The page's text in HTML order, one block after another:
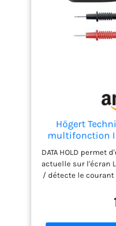
contacter si
Högert
multifonction
V/10 A I
caoutchouc I
Câble de
DATA HOLD permet
actuelle sur l'écran
/ détecte le courant
continue jusqu'à
jusqu'à 600 V, le
résistance